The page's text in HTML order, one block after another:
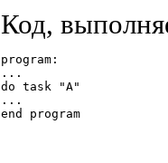
Код,
program:
...
do task "A"
...
end program